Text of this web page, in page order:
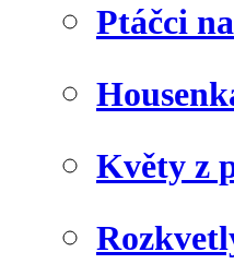
Ptáčci
Květy z